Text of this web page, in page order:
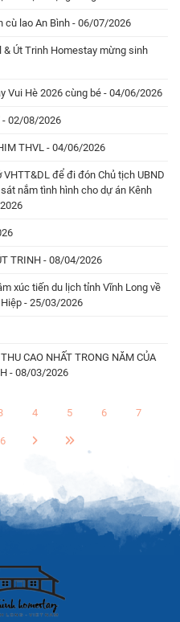
cù lao An Bình - 06/07/2026
Út Trinh Homestay mừng sinh
Vui Hè 2026 cùng bé - 04/06/2026
- 02/08/2026
THVL - 04/06/2026
để đi đón Chủ tịch UBND
nắm tình hình cho dự án Kênh
TRINH - 08/04/2026
xúc tiến du lịch tỉnh Vĩnh Long về
- 25/03/2026
CAO NHẤT TRONG NĂM CỦA
- 08/03/2026
4 5 6 7